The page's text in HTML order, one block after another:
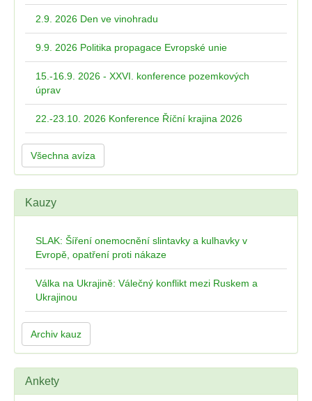
2.9. 2026 Den ve vinohradu
9.9. 2026 Politika propagace Evropské unie
15.-16.9. 2026 - XXVI. konference pozemkových
úprav
22.-23.10. 2026 Konference Říční krajina 2026
Všechna avíza
Kauzy
SLAK: Šíření onemocnění slintavky a kulhavky v
Evropě, opatření proti nákaze
Válka na Ukrajině: Válečný konflikt mezi Ruskem a
Ukrajinou
Archiv kauz
Ankety